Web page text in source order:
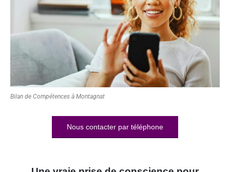
Bilan de Compétences à Montagnat
Nous contacter par téléphone